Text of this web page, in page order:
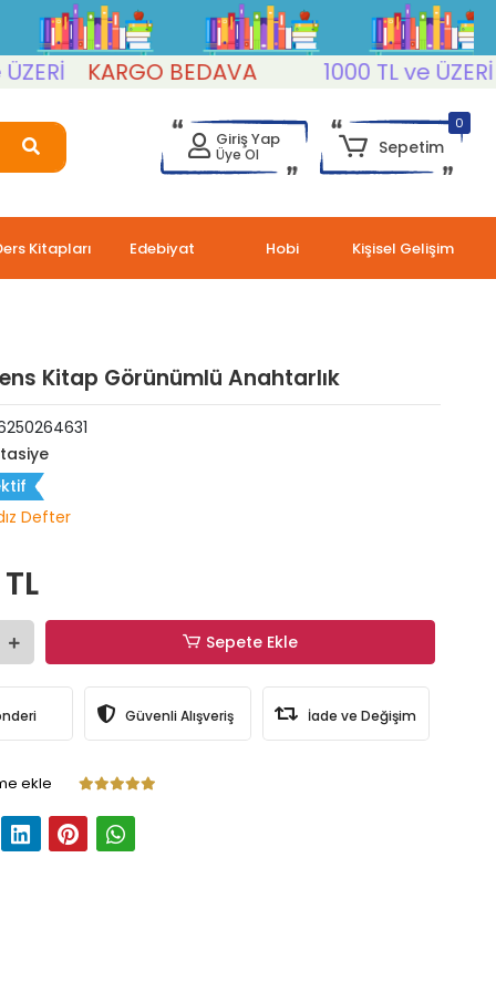
KARGO BEDAVA 1000 TL ve ÜZERİ
Giriş Yap
Üye Ol
0
Sepetim
Kitapları Edebiyat Hobi Kişisel Gelişim
Kitap Görünümlü Anahtarlık
Defter
Sepete Ekle
Güvenli Alışveriş İade ve Değişim
ekle